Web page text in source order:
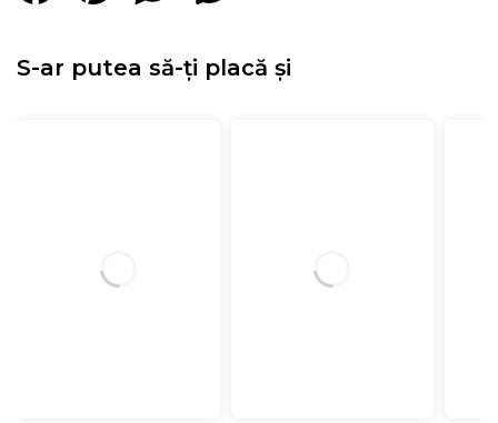
S-ar putea să-ți placă și